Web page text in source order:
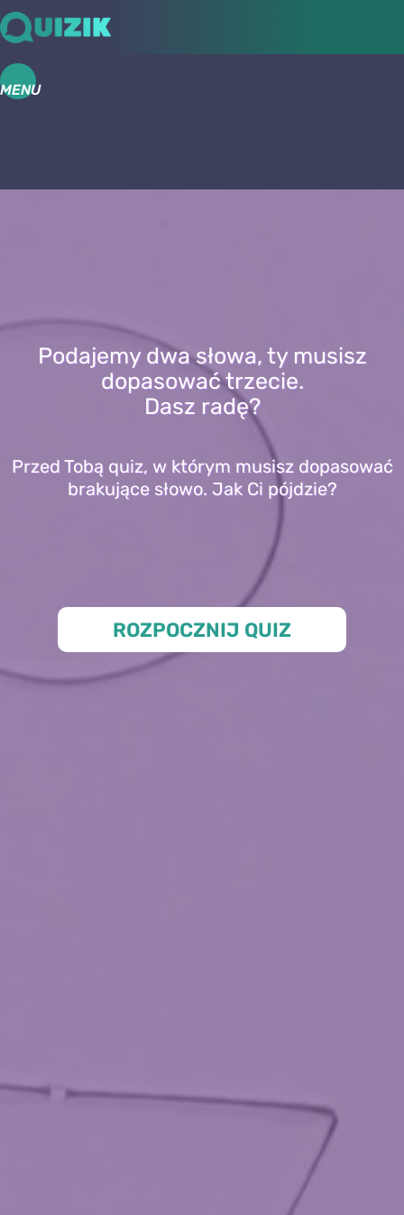
MENU
Podajemy dwa słowa, ty musisz
dopasować trzecie.
Dasz radę?
Przed Tobą quiz, w którym musisz dopasować
brakujące słowo. Jak Ci pójdzie?
ROZPOCZNIJ QUIZ